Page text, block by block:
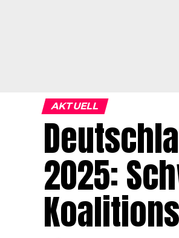
AKTUELL
2025: